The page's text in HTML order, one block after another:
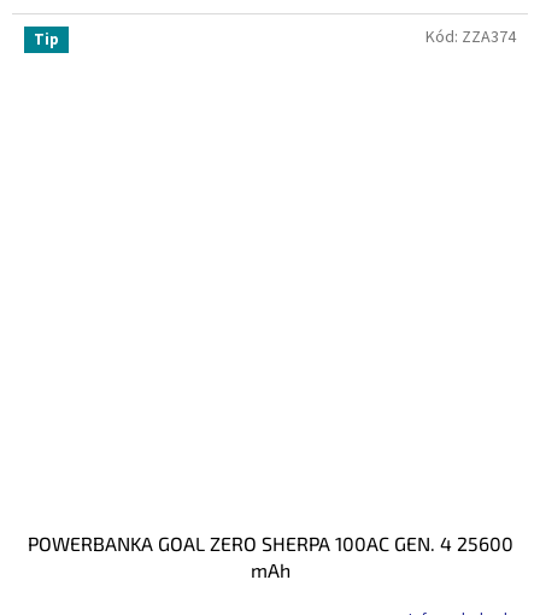
Tip
POWERBANKA GOAL ZERO SHERPA 100AC GEN. 4 25600
mAh
Kód: ZZA374